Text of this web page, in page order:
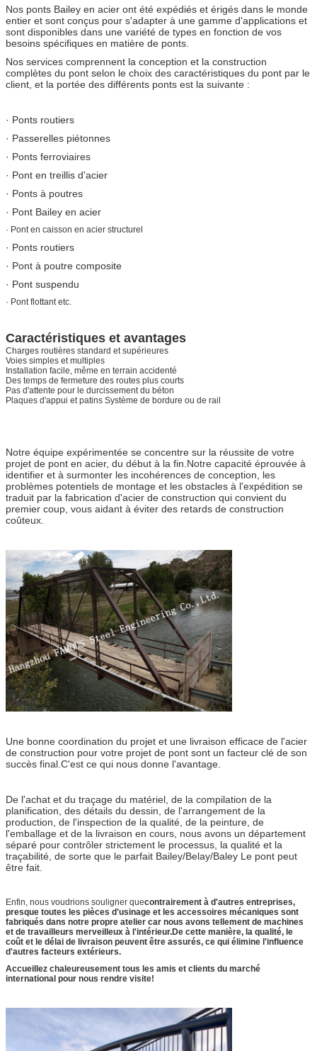
Nos ponts Bailey en acier ont été expédiés et érigés dans le monde
entier et sont conçus pour s'adapter à une gamme d'applications et
sont disponibles dans une variété de types en fonction de vos
besoins spécifiques en matière de ponts.
Nos services comprennent la conception et la construction
complètes du pont selon le choix des caractéristiques du pont par le
client, et la portée des différents ponts est la suivante :
· Ponts routiers
· Passerelles piétonnes
· Ponts ferroviaires
· Pont en treillis d'acier
· Ponts à poutres
· Pont Bailey en acier
· Pont en caisson en acier structurel
· Ponts routiers
· Pont à poutre composite
· Pont suspendu
· Pont flottant etc.
Caractéristiques et avantages
Charges routières standard et supérieures
Voies simples et multiples
Installation facile, même en terrain accidenté
Des temps de fermeture des routes plus courts
Pas d'attente pour le durcissement du béton
Plaques d'appui et patins Système de bordure ou de rail
Notre équipe expérimentée se concentre sur la réussite de votre
projet de pont en acier, du début à la fin.Notre capacité éprouvée à
identifier et à surmonter les incohérences de conception, les
problèmes potentiels de montage et les obstacles à l'expédition se
traduit par la fabrication d'acier de construction qui convient du
premier coup, vous aidant à éviter des retards de construction
coûteux.
Une bonne coordination du projet et une livraison efficace de l'acier
de construction pour votre projet de pont sont un facteur clé de son
succès final.C'est ce qui nous donne l'avantage.
De l'achat et du traçage du matériel, de la compilation de la
planification, des détails du dessin, de l'arrangement de la
production, de l'inspection de la qualité, de la peinture, de
l'emballage et de la livraison en cours, nous avons un département
séparé pour contrôler strictement le processus, la qualité et la
traçabilité, de sorte que le parfait Bailey/Belay/Baley Le pont peut
être fait.
Enfin, nous voudrions souligner quecontrairement à d'autres entreprises,
presque toutes les pièces d'usinage et les accessoires mécaniques sont
fabriqués dans notre propre atelier car nous avons tellement de machines
et de travailleurs merveilleux à l'intérieur.De cette manière, la qualité, le
coût et le délai de livraison peuvent être assurés, ce qui élimine l'influence
d'autres facteurs extérieurs.
Accueillez chaleureusement tous les amis et clients du marché
international pour nous rendre visite!